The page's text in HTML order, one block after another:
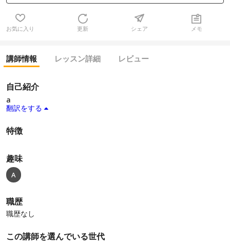
お気に入り 更新 シェア メモ
講師情報 レッスン詳細 レビュー
自己紹介
a
翻訳をする
特徴
趣味
A
職歴
職歴なし
この講師を選んでいる世代